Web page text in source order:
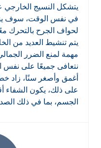
يتشكل النسيج الخارجي
في نفس الوقت، سوف
لحواف الجرح بالتحرك
يتم تنشيط العديد من
مهمة لمنع الضرر
نتعافى جميعًا على نفس
أغمق وأصغر سنًا، زاد
على ذلك، يكون الشفاء
الجسم، بما في ذلك